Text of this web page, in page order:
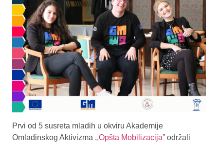
Prvi od 5 susreta mladih u okviru Akademije
Omladinskog Aktivizma ,,Opšta Mobilizacija” održali